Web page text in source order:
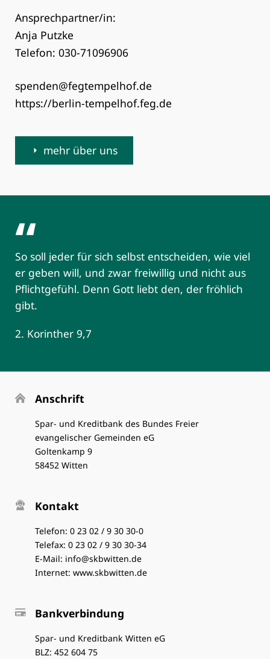
Ansprechpartner/in:
Anja Putzke
Telefon: 030-71096906
spenden@fegtempelhof.de
https://berlin-tempelhof.feg.de
mehr über uns
So soll jeder für sich selbst entscheiden, wie viel
er geben will, und zwar freiwillig und nicht aus
Pflichtgefühl. Denn Gott liebt den, der fröhlich
gibt.
2. Korinther 9,7
Anschrift
Spar- und Kreditbank des Bundes Freier
evangelischer Gemeinden eG
Goltenkamp 9
58452 Witten
Kontakt
Telefon: 0 23 02 / 9 30 30-0
Telefax: 0 23 02 / 9 30 30-34
E-Mail: info@skbwitten.de
Internet: www.skbwitten.de
Bankverbindung
Spar- und Kreditbank Witten eG
BLZ: 452 604 75